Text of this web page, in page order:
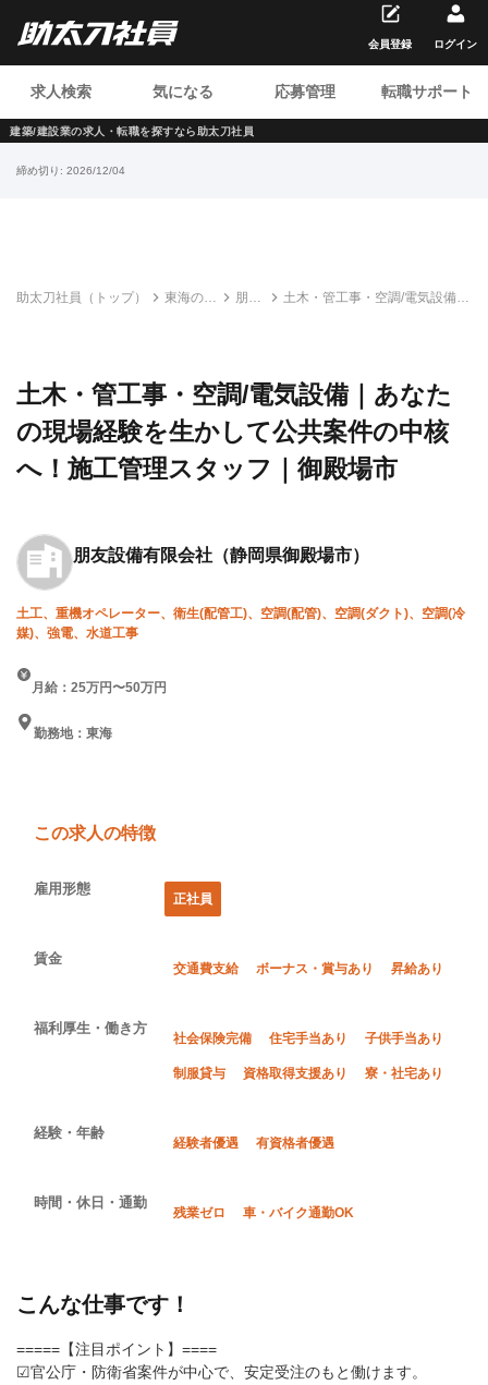
建築/建設業の求人・転職を探すなら助太刀社員
求人検索 気になる 応募管理 転職サポート
会員登録 ログイン
締め切り: 2026/12/04
助太刀社員（トップ）
東海の建
朋友
土木・管工事・空調/電気設備｜
土木・管工事・空調/電気設備｜あなた
の現場経験を生かして公共案件の中核
へ！施工管理スタッフ｜御殿場市
朋友設備有限会社 （静岡県御殿場市）
土工、重機オペレーター、衛生(配管工)、空調(配管)、空調(ダクト)、空調(冷
媒)、強電、水道工事
月給：25万円〜50万円
勤務地：東海
この求人の特徴
雇用形態
正社員
賃金
交通費支給 ボーナス・賞与あり 昇給あり
福利厚生・働き方
社会保険完備 住宅手当あり 子供手当あり
制服貸与 資格取得支援あり 寮・社宅あり
経験・年齢
経験者優遇 有資格者優遇
時間・休日・通勤
残業ゼロ 車・バイク通勤OK
こんな仕事です！
=====【注目ポイント】====
☑官公庁・防衛省案件が中心で、安定受注のもと働けます。